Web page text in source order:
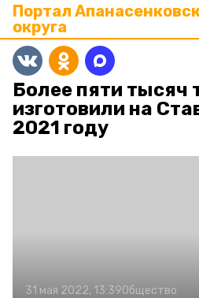
Портал
округа
Более пяти тысяч
изготовили на
2021 году
31 мая 2022, 13:39Общество